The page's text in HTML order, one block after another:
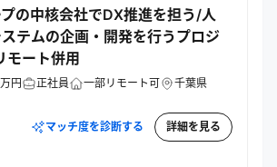
の中核会社でDX推進を担う/人
テムの企画・開発を行うプロジ
モート併用
円 正社員 一部リモート可 千葉県
マッチ度を診断する 詳細を見る